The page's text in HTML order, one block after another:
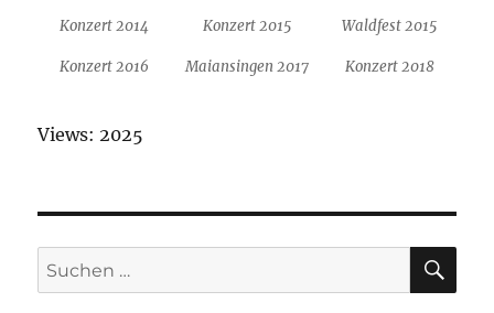
Konzert 2014 Konzert 2015 Waldfest 2015
Konzert 2016 Maiansingen 2017 Konzert 2018
Views: 2025
Suchen
nach: